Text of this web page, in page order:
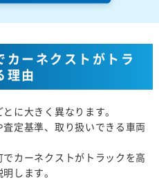
カーネクストがトラ
理由
に大きく異なります。
定基準、取り扱いできる車両
カーネクストがトラックを高
します。